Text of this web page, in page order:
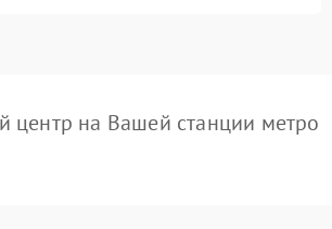
центр на Вашей станции метро